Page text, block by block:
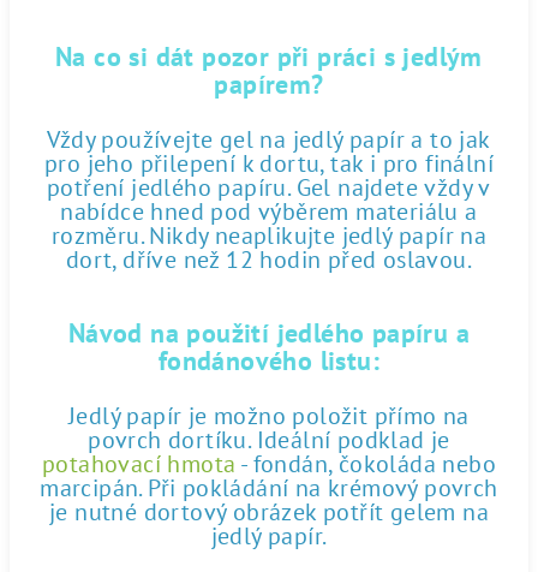
Na co si dát pozor při práci s jedlým
papírem?
Vždy používejte gel na jedlý papír a to jak
pro jeho přilepení k dortu, tak i pro finální
potření jedlého papíru. Gel najdete vždy v
nabídce hned pod výběrem materiálu a
rozměru. Nikdy neaplikujte jedlý papír na
dort, dříve než 12 hodin před oslavou.
Návod na použití jedlého papíru a
fondánového listu:
Jedlý papír je možno položit přímo na
povrch dortíku. Ideální podklad je
potahovací hmota - fondán, čokoláda nebo
marcipán. Při pokládání na krémový povrch
je nutné dortový obrázek potřít gelem na
jedlý papír.